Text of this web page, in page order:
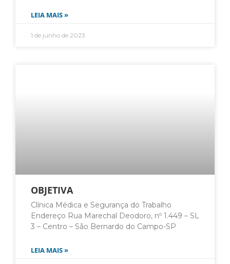
LEIA MAIS »
1 de junho de 2023
OBJETIVA
Clínica Médica e Segurança do Trabalho
Endereço Rua Marechal Deodoro, nº 1.449 – SL
3 – Centro – São Bernardo do Campo-SP
LEIA MAIS »